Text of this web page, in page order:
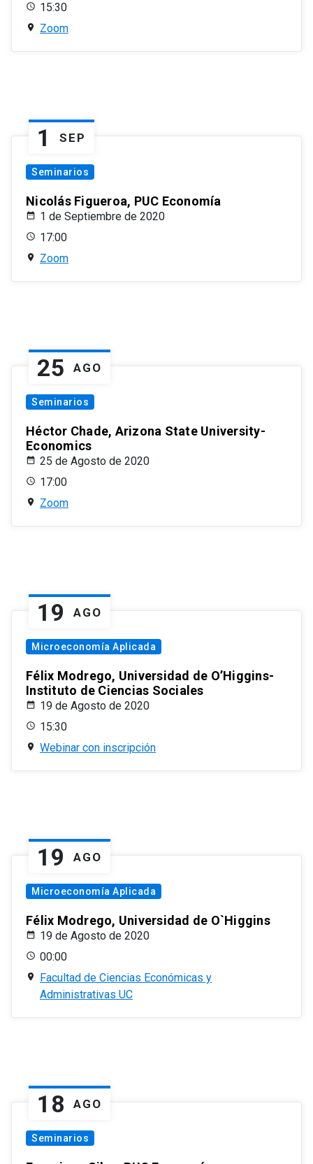
15:30
Zoom
1 SEP
Seminarios
Nicolás Figueroa, PUC Economía
1 de Septiembre de 2020
17:00
Zoom
25 AGO
Seminarios
Héctor Chade, Arizona State University-
Economics
25 de Agosto de 2020
17:00
Zoom
19 AGO
Microeconomía Aplicada
Félix Modrego, Universidad de O’Higgins-
Instituto de Ciencias Sociales
19 de Agosto de 2020
15:30
Webinar con inscripción
19 AGO
Microeconomía Aplicada
Félix Modrego, Universidad de O`Higgins
19 de Agosto de 2020
00:00
Facultad de Ciencias Económicas y
Administrativas UC
18 AGO
Seminarios